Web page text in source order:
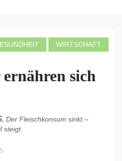
WIRTSCHAFT
sich
Der Fleischkonsum sinkt –
steigt.